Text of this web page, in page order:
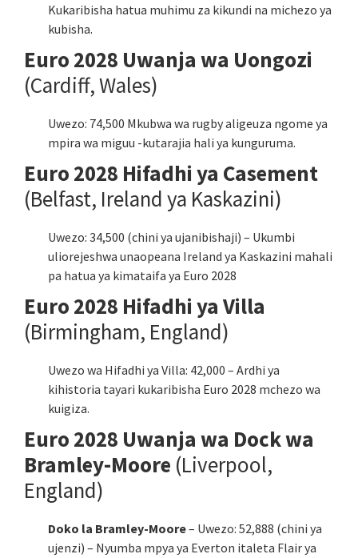
Kukaribisha hatua muhimu za kikundi na michezo ya
kubisha.
Euro 2028 Uwanja wa Uongozi
(Cardiff, Wales)
Uwezo: 74,500 Mkubwa wa rugby aligeuza ngome ya
mpira wa miguu -kutarajia hali ya kunguruma.
Euro 2028 Hifadhi ya Casement
(Belfast, Ireland ya Kaskazini)
Uwezo: 34,500 (chini ya ujanibishaji) – Ukumbi
uliorejeshwa unaopeana Ireland ya Kaskazini mahali
pa hatua ya kimataifa ya Euro 2028
Euro 2028 Hifadhi ya Villa
(Birmingham, England)
Uwezo wa Hifadhi ya Villa: 42,000 – Ardhi ya
kihistoria tayari kukaribisha Euro 2028 mchezo wa
kuigiza.
Euro 2028 Uwanja wa Dock wa
Bramley-Moore (Liverpool,
England)
Doko la Bramley-Moore– Uwezo: 52,888 (chini ya
ujenzi) – Nyumba mpya ya Everton italeta Flair ya